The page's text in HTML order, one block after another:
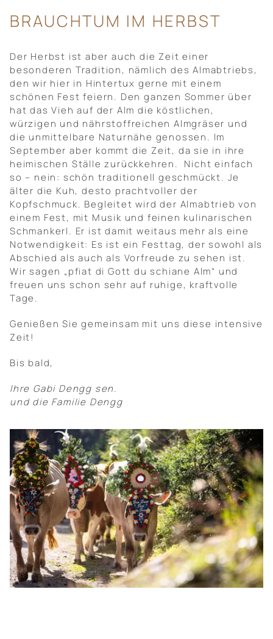
BRAUCHTUM IM HERBST
Der Herbst ist aber auch die Zeit einer
besonderen Tradition, nämlich des Almabtriebs,
den wir hier in Hintertux gerne mit einem
schönen Fest feiern. Den ganzen Sommer über
hat das Vieh auf der Alm die köstlichen,
würzigen und nährstoffreichen Almgräser und
die unmittelbare Naturnähe genossen. Im
September aber kommt die Zeit, da sie in ihre
heimischen Ställe zurückkehren. Nicht einfach
so – nein: schön traditionell geschmückt. Je
älter die Kuh, desto prachtvoller der
Kopfschmuck. Begleitet wird der Almabtrieb von
einem Fest, mit Musik und feinen kulinarischen
Schmankerl. Er ist damit weitaus mehr als eine
Notwendigkeit: Es ist ein Festtag, der sowohl als
Abschied als auch als Vorfreude zu sehen ist.
Wir sagen „pfiat di Gott du schiane Alm“ und
freuen uns schon sehr auf ruhige, kraftvolle
Tage.
Genießen Sie gemeinsam mit uns diese intensive
Zeit!
Bis bald,
Ihre Gabi Dengg sen.
und die Familie Dengg